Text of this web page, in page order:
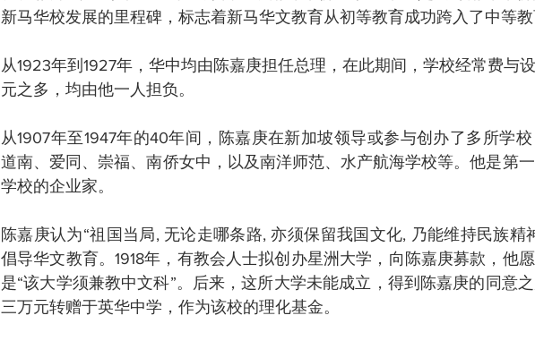
新马华校发展的里程碑，标志着新马华文教育从初等教育成功跨入了中等教
从1923年到1927年，华中均由陈嘉庚担任总理，在此期间，学校经常费与
元之多，均由他一人担负。
从1907年至1947年的40年间，陈嘉庚在新加坡领导或参与创办了多所学
道南、爱同、崇福、南侨女中，以及南洋师范、水产航海学校等。他是第
学校的企业家。
陈嘉庚认为“祖国当局, 无论走哪条路, 亦须保留我国文化, 乃能维持民族精
倡导华文教育。1918年，有教会人士拟创办星洲大学，向陈嘉庚募款，他
是“该大学须兼教中文科”。后来，这所大学未能成立，得到陈嘉庚的同意
三万元转赠于英华中学，作为该校的理化基金。